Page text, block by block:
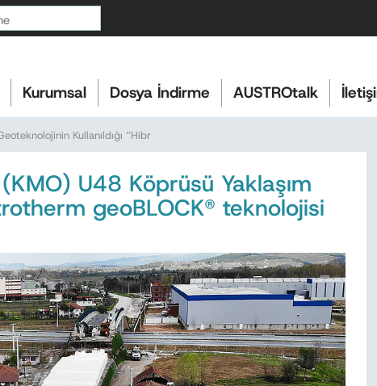
Kurumsal Dosya İndirme AUSTROtalk
Kullanıldığı ‘’Hibr
U48 Köprüsü Yaklaşım
geoBLOCK® teknolojisi